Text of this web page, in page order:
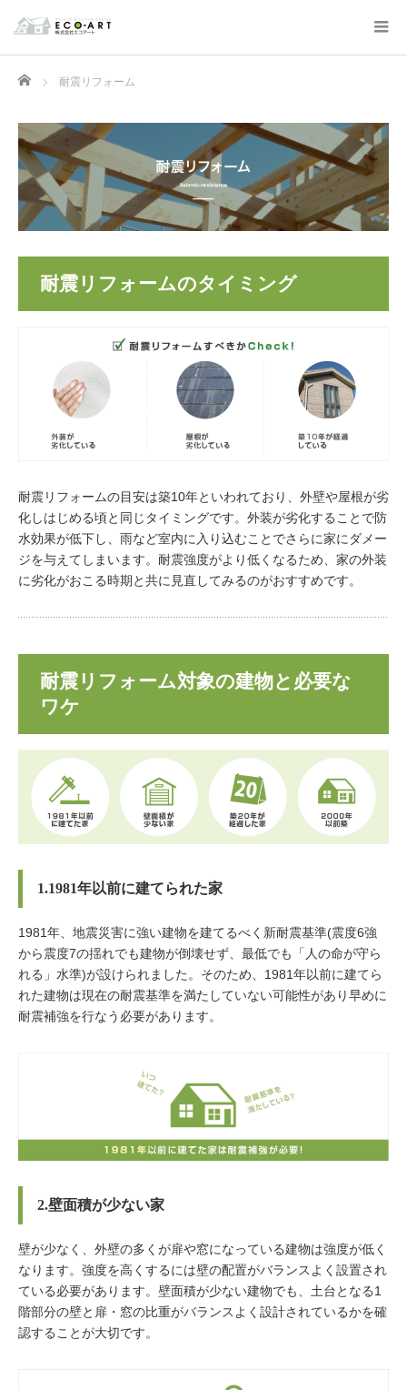
Home 耐震リフォーム
耐震リフォームのタイミング
耐震リフォームの目安は築10年といわれており、外壁や屋根が劣
化しはじめる頃と同じタイミングです。外装が劣化することで防
水効果が低下し、雨など室内に入り込むことでさらに家にダメー
ジを与えてしまいます。耐震強度がより低くなるため、家の外装
に劣化がおこる時期と共に見直してみるのがおすすめです。
耐震リフォーム対象の建物と必要な
ワケ
1.1981年以前に建てられた家
1981年、地震災害に強い建物を建てるべく新耐震基準(震度6強
から震度7の揺れでも建物が倒壊せず、最低でも「人の命が守ら
れる」水準)が設けられました。そのため、1981年以前に建てら
れた建物は現在の耐震基準を満たしていない可能性があり早めに
耐震補強を行なう必要があります。
2.壁面積が少ない家
壁が少なく、外壁の多くが扉や窓になっている建物は強度が低く
なります。強度を高くするには壁の配置がバランスよく設置され
ている必要があります。壁面積が少ない建物でも、土台となる1
階部分の壁と扉・窓の比重がバランスよく設計されているかを確
認することが大切です。